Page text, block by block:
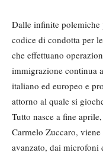
Dalle infinite polemiche
codice di condotta per
che effettuano
immigrazione continua
italiano ed europeo e
attorno al quale si
Tutto nasce a fine
Carmelo Zuccaro,
avanzato, dai microfoni